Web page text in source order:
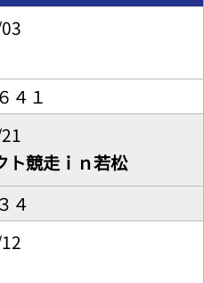
４１
ト競走ｉｎ若松
４